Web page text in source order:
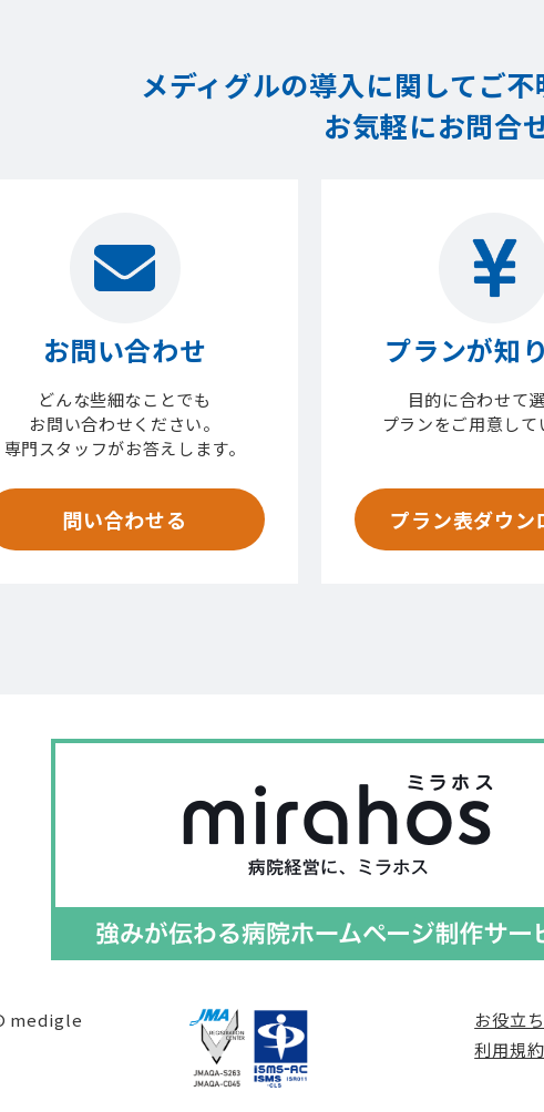
メディグルの導入に関してご
お気軽にお問合
お問い合わせ
どんな些細なことでも
お問い合わせください。
専門スタッフがお答えします。
問い合わせる
プランが知
目的に合わせて
プランをご用意して
プラン表ダウン
medigle お役立
利用規約